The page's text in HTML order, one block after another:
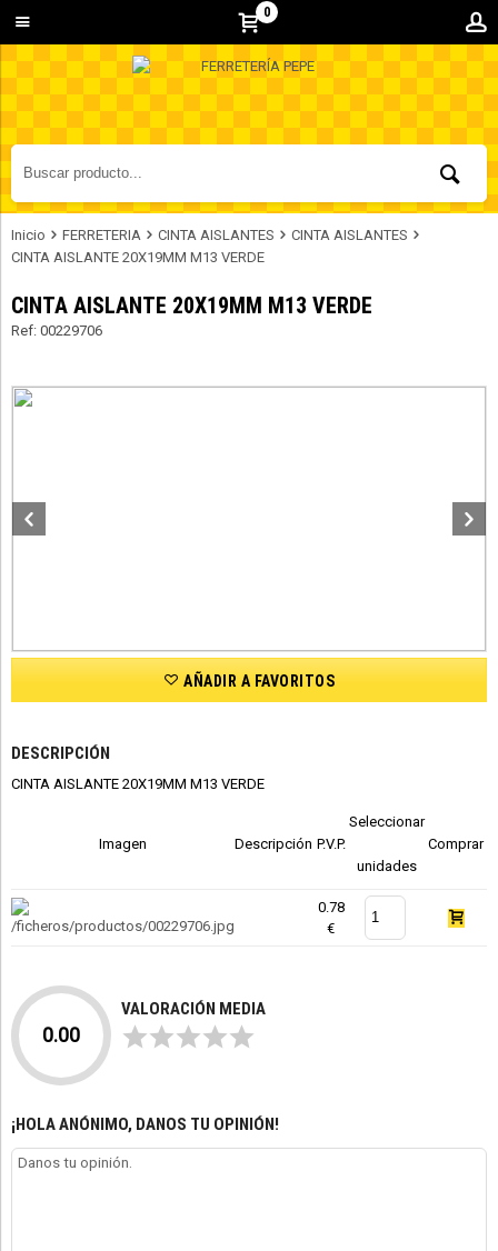
0
Inicio FERRETERIA CINTA AISLANTES
CINTA AISLANTES
CINTA AISLANTE 20X19MM M13 VERDE
CINTA AISLANTE 20X19MM M13 VERDE
Ref: 00229706
AÑADIR A FAVORITOS
DESCRIPCIÓN
CINTA AISLANTE 20X19MM M13 VERDE
Imagen Descripción P.V.P.
Seleccionar
unidades
Comprar
0.78
€
0.00
VALORACIÓN MEDIA
¡HOLA ANÓNIMO, DANOS TU OPINIÓN!